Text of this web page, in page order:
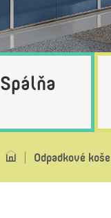
Spálňa
Odpadkové koše